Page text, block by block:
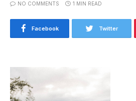
NO COMMENTS 1 MIN READ
Facebook Twitter